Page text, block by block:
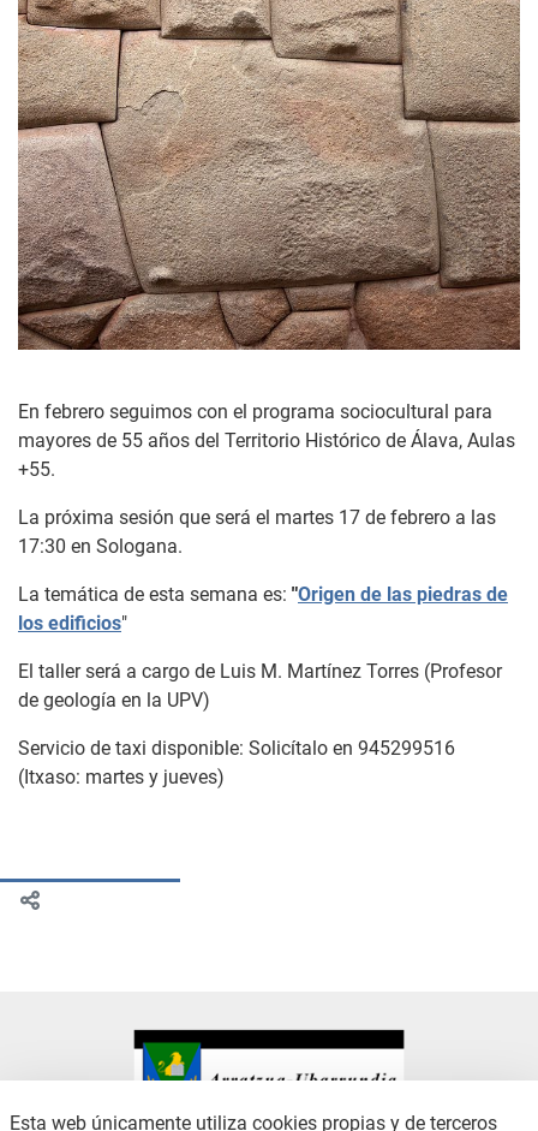
En febrero seguimos con el programa sociocultural para
mayores de 55 años del Territorio Histórico de Álava, Aulas
+55.
La próxima sesión que será el martes 17 de febrero a las
17:30 en Sologana.
La temática de esta semana es: "Origen de las piedras de
los edificios"
El taller será a cargo de Luis M. Martínez Torres (Profesor
de geología en la UPV)
Servicio de taxi disponible: Solicítalo en 945299516
(Itxaso: martes y jueves)
Esta web únicamente utiliza cookies propias y de terceros